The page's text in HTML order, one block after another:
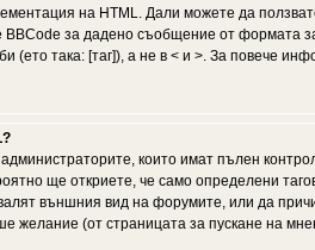
на HTML. Дали можете да
BBCode за дадено съобщение от формата
(ето така: [таг]), а не в < и >. За повече
които имат пълен
ще откриете, че само определени
външния вид на форумите, или да
желание (от страницата за пускане на